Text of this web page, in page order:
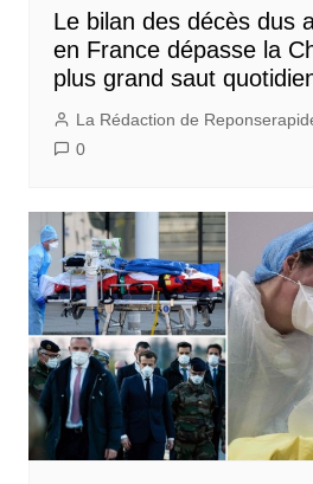
Le bilan des décès dus
en France dépasse la
plus grand saut
La Rédaction de
0